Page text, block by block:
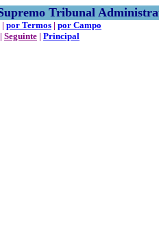
Tribunal
| por Termos | por Campo
| Seguinte | Principal